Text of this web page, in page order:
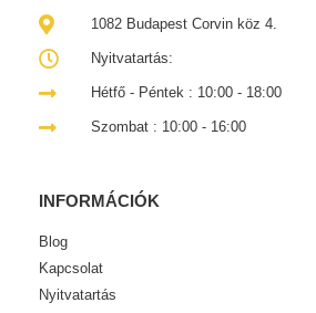
1082 Budapest Corvin köz 4.
Nyitvatartás:
Hétfő - Péntek : 10:00 - 18:00
Szombat : 10:00 - 16:00
INFORMÁCIÓK
Blog
Kapcsolat
Nyitvatartás